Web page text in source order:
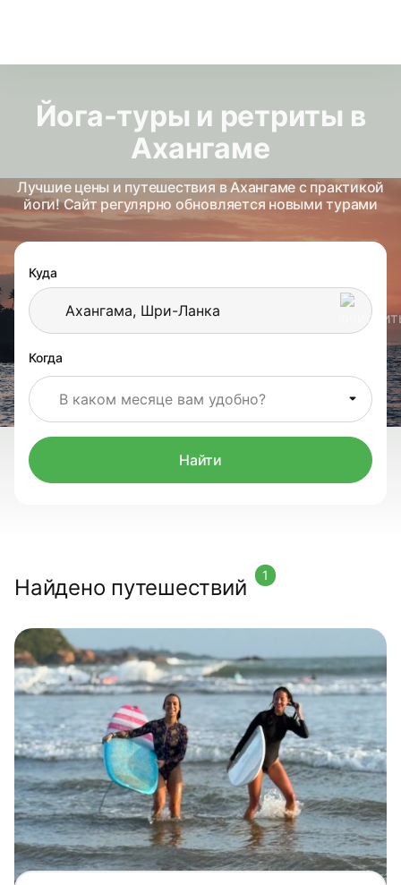
Йога-туры и ретриты в
Ахангаме
Лучшие цены и путешествия в Ахангаме с практикой
йоги! Сайт регулярно обновляется новыми турами
Куда
Когда
В каком месяце вам удобно?
Найти
Найдено путешествий 1